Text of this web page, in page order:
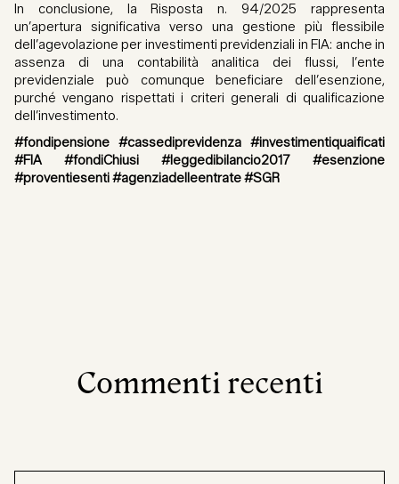
In conclusione, la Risposta n. 94/2025 rappresenta
un’apertura significativa verso una gestione più flessibile
dell’agevolazione per investimenti previdenziali in FIA: anche in
assenza di una contabilità analitica dei flussi, l’ente
previdenziale può comunque beneficiare dell’esenzione,
purché vengano rispettati i criteri generali di qualificazione
dell’investimento.
#fondipensione #cassediprevidenza #investimentiquaificati
#FIA #fondiChiusi #leggedibilancio2017 #esenzione
#proventiesenti #agenziadelleentrate #SGR
Commenti recenti